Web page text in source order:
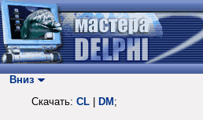
Вниз
Скачать: CL DM ;